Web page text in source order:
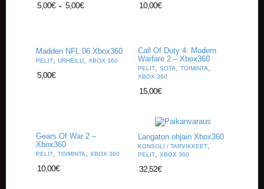
5,00€ - 5,00€ 10,00€
Madden NFL 06 Xbox360
PELIT, URHEILU, XBOX 360
5,00€
Call Of Duty 4: Modern
Warfare 2 – Xbox360
PELIT, SOTA, TOIMINTA,
XBOX 360
15,00€
Gears Of War 2 –
Xbox360
PELIT, TOIMINTA, XBOX 360
10,00€
Langaton ohjain Xbox360
KONSOLI / TARVIKKEET,
PELIT, XBOX 360
32,52€